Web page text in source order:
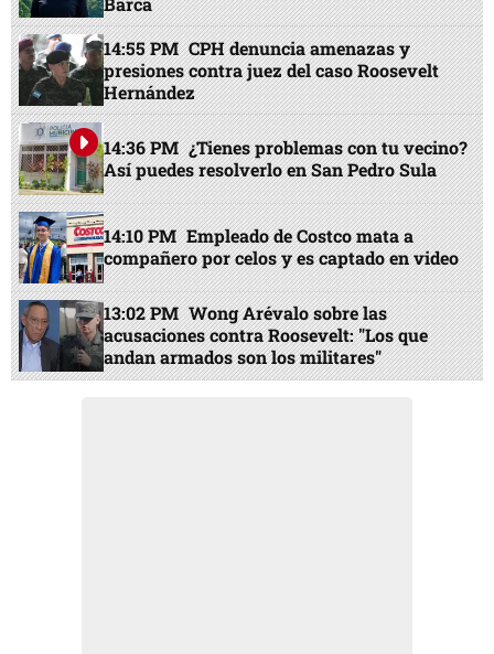
14:55 PM CPH denuncia amenazas y
presiones contra juez del caso Roosevelt
Hernández
14:36 PM ¿Tienes problemas con tu vecino?
Así puedes resolverlo en San Pedro Sula
14:10 PM Empleado de Costco mata a
compañero por celos y es captado en video
13:02 PM Wong Arévalo sobre las
acusaciones contra Roosevelt: "Los que
andan armados son los militares"